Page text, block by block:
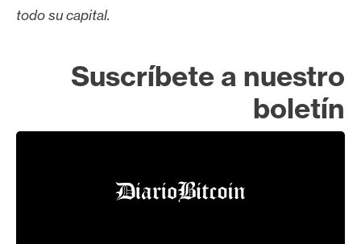
todo su capital.
Suscríbete a nuestro
boletín